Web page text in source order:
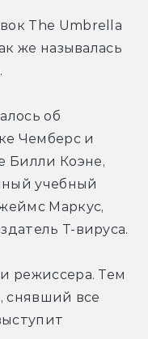
The Umbrella
же называлась
об
Чемберс и
Билли Коэне,
учебный
Маркус,
Т-вируса.
режиссера. Тем
снявший все